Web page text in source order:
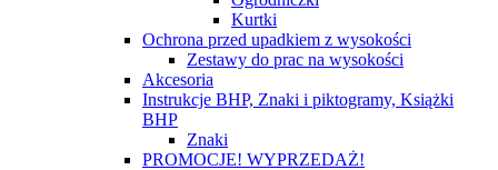
Kurtki
Ochrona przed upadkiem z wysokości
Zestawy do prac na wysokości
Akcesoria
Instrukcje BHP, Znaki i piktogramy, Książki
BHP
Znaki
PROMOCJE! WYPRZEDAŻ!